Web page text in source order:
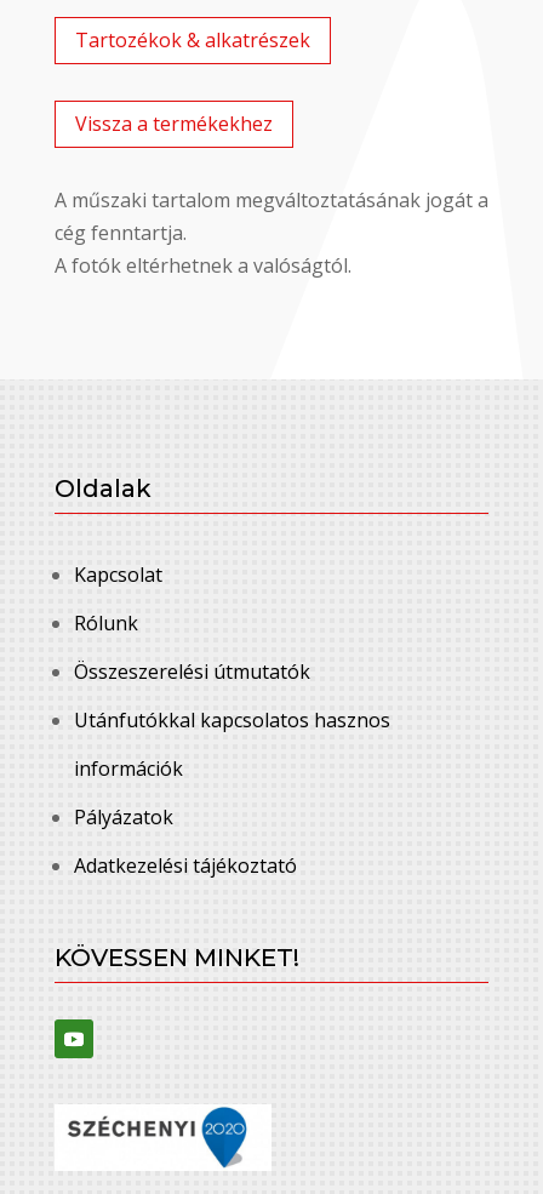
Tartozékok & alkatrészek
Vissza a termékekhez
A műszaki tartalom megváltoztatásának jogát a
cég fenntartja.
A fotók eltérhetnek a valóságtól.
Oldalak
Kapcsolat
Rólunk
Összeszerelési útmutatók
Utánfutókkal kapcsolatos hasznos
információk
Pályázatok
Adatkezelési tájékoztató
KÖVESSEN MINKET!